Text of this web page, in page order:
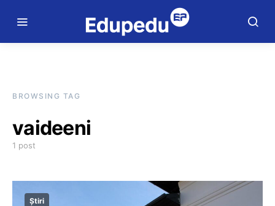
BROWSING TAG
vaideeni
1 post
Știri